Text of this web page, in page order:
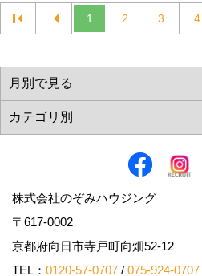
1 2 3 4
株式会社のぞみハウジング
〒617-0002
京都府向日市寺戸町向畑52-12
TEL： 0120-57-0707 / 075-924-0707